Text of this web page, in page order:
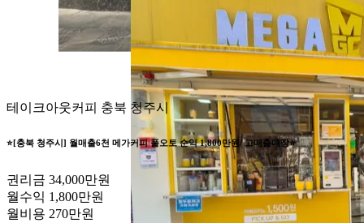
테이크아웃커피 충북 청주시
⭐️[충북 청주시] 월매출6천 메가커피 풀오토 순익 1,800만원/ 고매출매장⭐️
권리금 34,000만원
월수익 1,800만원
월비용 270만원